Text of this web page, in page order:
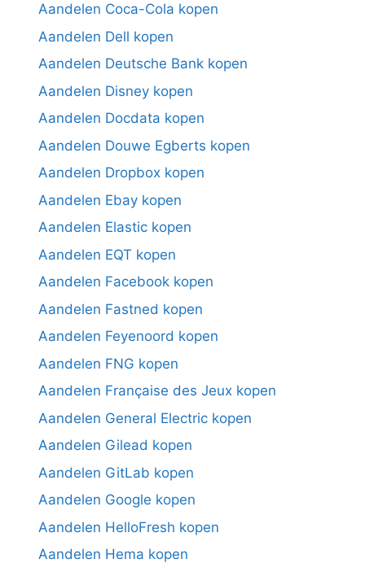
Aandelen Coca-Cola kopen
Aandelen Dell kopen
Aandelen Deutsche Bank kopen
Aandelen Disney kopen
Aandelen Docdata kopen
Aandelen Douwe Egberts kopen
Aandelen Dropbox kopen
Aandelen Ebay kopen
Aandelen Elastic kopen
Aandelen EQT kopen
Aandelen Facebook kopen
Aandelen Fastned kopen
Aandelen Feyenoord kopen
Aandelen FNG kopen
Aandelen Française des Jeux kopen
Aandelen General Electric kopen
Aandelen Gilead kopen
Aandelen GitLab kopen
Aandelen Google kopen
Aandelen HelloFresh kopen
Aandelen Hema kopen